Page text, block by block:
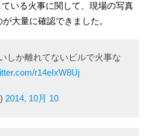
いる火事に関して、現場の写真
大量に確認できました。
しか離れてないビルで火事な
r14eIxW8Uj
2014, 10月 10